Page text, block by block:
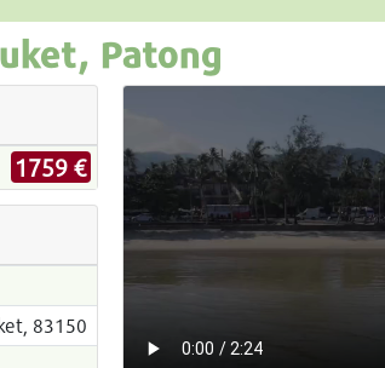
Patong
1759 €
83150